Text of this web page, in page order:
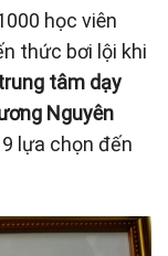
học viên
thức bơi lội khi
tâm dạy
Nguyên
lựa chọn đến